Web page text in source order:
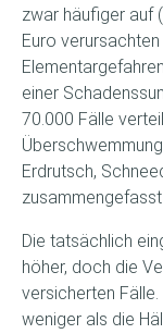
zwar häufiger auf
Euro
einer
70.000 Fälle
Erdrutsch,
zusammengefasst.
Die tatsächlich
höher, doch die
versicherten
weniger als die